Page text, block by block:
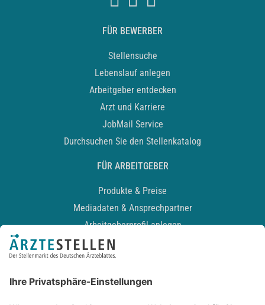
FÜR BEWERBER
Stellensuche
Lebenslauf anlegen
Arbeitgeber entdecken
Arzt und Karriere
JobMail Service
Durchsuchen Sie den Stellenkatalog
FÜR ARBEITGEBER
Produkte & Preise
Mediadaten & Ansprechpartner
Arbeitgeberprofil anlegen
Recruiting-Podcast